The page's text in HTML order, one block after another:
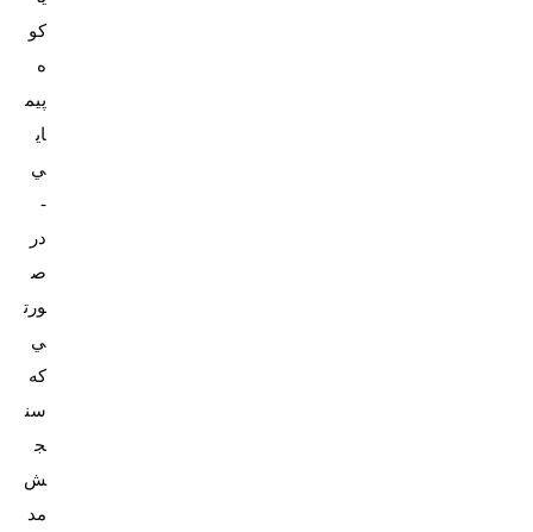
کو
ه
پيم
اي
ي
-
در
ص
ورت
ي
که
سن
ج
ش
مد